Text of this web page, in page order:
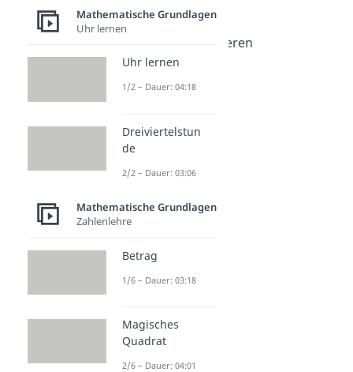
Potenzen addieren
Dauer: 02:58
Potenzen multiplizieren
Dauer: 03:24
Dauer: 02:53
Mathematische Grundlagen
Uhr lernen
Uhr lernen
1/2 – Dauer: 04:18
Dreiviertelstun
de
2/2 – Dauer: 03:06
Mathematische Grundlagen
Zahlenlehre
Betrag
1/6 – Dauer: 03:18
Magisches
Quadrat
2/6 – Dauer: 04:01